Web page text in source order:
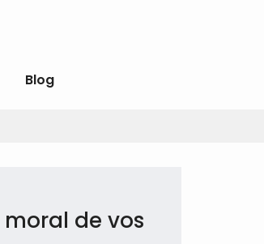
Blog
de vos